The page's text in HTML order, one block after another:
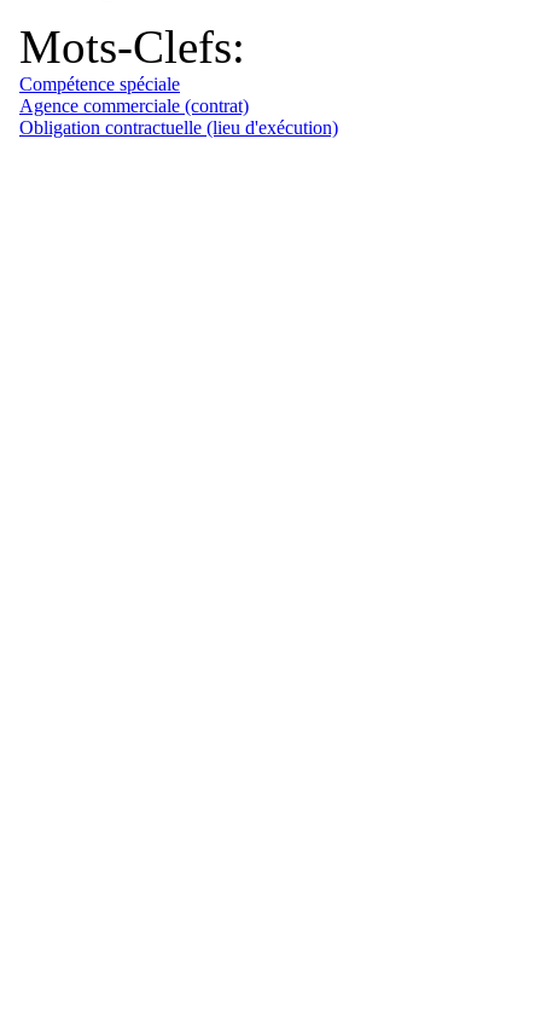
Mots-Clefs:
Compétence spéciale
Agence commerciale (contrat)
Obligation contractuelle (lieu d'exécution)